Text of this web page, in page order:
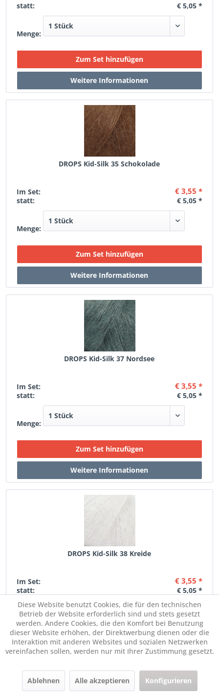
statt: € 5,05 *
Menge:
DROPS Kid-Silk 35 Schokolade
Im Set: € 3,55 *
statt: € 5,05 *
Menge:
DROPS Kid-Silk 37 Nordsee
Im Set: € 3,55 *
statt: € 5,05 *
Menge:
DROPS Kid-Silk 38 Kreide
Im Set: € 3,55 *
statt: € 5,05 *
Menge:
Diese Website benutzt Cookies, die für den technischen
Betrieb der Website erforderlich sind und stets gesetzt
werden. Andere Cookies, die den Komfort bei Benutzung
dieser Website erhöhen, der Direktwerbung dienen oder die
Interaktion mit anderen Websites und sozialen Netzwerken
vereinfachen sollen, werden nur mit Ihrer Zustimmung gesetzt.
Ablehnen Alle akzeptieren Konfigurieren